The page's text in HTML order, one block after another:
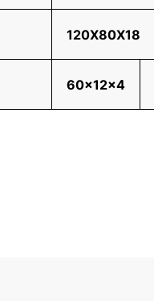
120X80X18
60x12x4